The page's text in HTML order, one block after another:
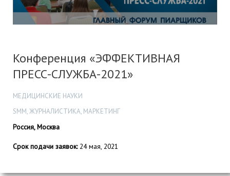
Конференция «ЭФФЕКТИВНАЯ
ПРЕСС-СЛУЖБА-2021»
МЕДИЦИНСКИЕ НАУКИ
SMM, ЖУРНАЛИСТИКА, МАРКЕТИНГ
Россия, Москва
Срок подачи заявок:24 мая, 2021